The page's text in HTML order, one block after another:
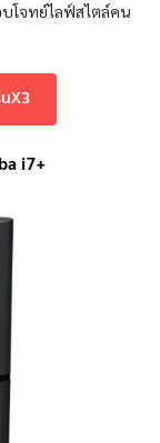
บโจทย์ไลฟ์สไตล์คน
X3
i7+